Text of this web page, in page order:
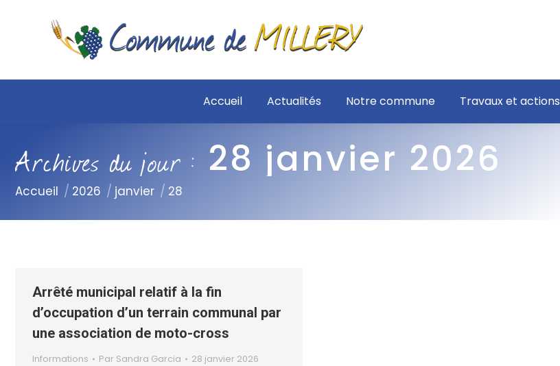
Accueil Actualités Notre commune Travaux et actions
Archives du jour : 28 janvier 2026
Vous êtes ici :
Accueil 2026 janvier 28
Arrêté municipal relatif à la fin
d’occupation d’un terrain communal par
une association de moto-cross
Informations Par Sandra Garcia 28 janvier 2026